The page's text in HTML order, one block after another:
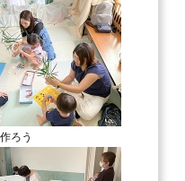
ろう